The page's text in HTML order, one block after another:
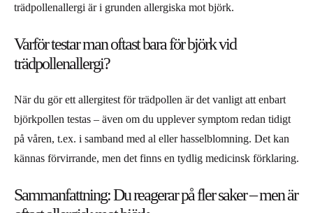
trädpollenallergi är i grunden allergiska mot björk.
Varför testar man oftast bara för björk vid
trädpollenallergi?
När du gör ett allergitest för trädpollen är det vanligt att enbart
björkpollen testas – även om du upplever symptom redan tidigt
på våren, t.ex. i samband med al eller hasselblomning. Det kan
kännas förvirrande, men det finns en tydlig medicinsk förklaring.
Sammanfattning: Du reagerar på fler saker – men är